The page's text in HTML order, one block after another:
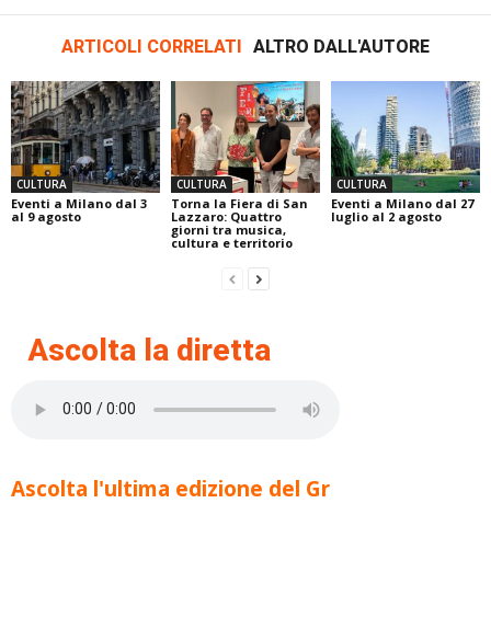
ARTICOLI CORRELATI ALTRO DALL'AUTORE
CULTURA
Eventi a Milano dal 3
al 9 agosto
CULTURA
Torna la Fiera di San
Lazzaro: Quattro
giorni tra musica,
cultura e territorio
CULTURA
Eventi a Milano dal 27
luglio al 2 agosto
Ascolta la diretta
Ascolta l'ultima edizione del Gr